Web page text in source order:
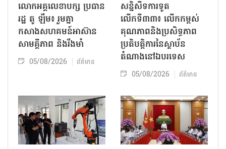
លោក​អគ្គលេខាបក្ស ប្រធាន
រដ្ឋ តូ ឡឹម៖ រួមគ្នា
កសាងសហគមន៍អាស៊ាន
សាមគ្គីភាព និងរឹងមាំ
05/08/2026 ព័ត៌មាន
សន្និសីទការទូត
លើកទី៣៣៖ លើក​កម្ពស់
គុណភាពនិងប្រសិទ្ធភាព
ប្រតិបត្តិការ​នៃស្ថាប័ន​​
តំណាងនៅឯ​បរទេស​
05/08/2026 ព័ត៌មាន